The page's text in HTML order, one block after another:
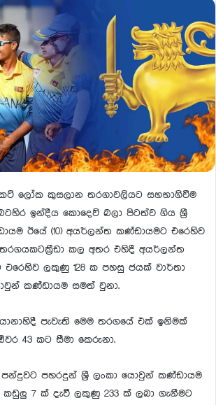
ලෝක කුසලාන තරගාවලියට සහභාගිවීම
ඉන්දීය කොදෙව් බලා පිටත්ව ගිය ශ්‍රී
ඊයේ (10) අයර්ලන්ත කණ්ඩායමට එරෙහිව
කල අතර එහිදී අයර්ලන්ත
ලකුණු 128 ක පහසු ජයක් වාර්තා
කණ්ඩායම සමත් වුනා.
පැවැති මෙම තරගයේ එක් ඉනිමක්
43 කට සීමා කෙරුනා.
පහරදුන් ශ්‍රී ලංකා යොවුන් කණ්ඩායම
කඩුලු 7 ක් දැවී ලකුණු 233 ක් ලබා ගැනීමට